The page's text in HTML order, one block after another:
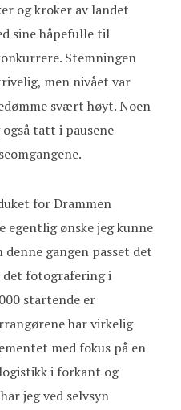
og kroker av landet
sine håpefulle til
Stemningen
men nivået var
svært høyt. Noen
tatt i pausene
for Drammen
egentlig ønske jeg kunne
gangen passet det
det fotografering i
startende er
har virkelig
med fokus på en
i forkant og
jeg ved selvsyn